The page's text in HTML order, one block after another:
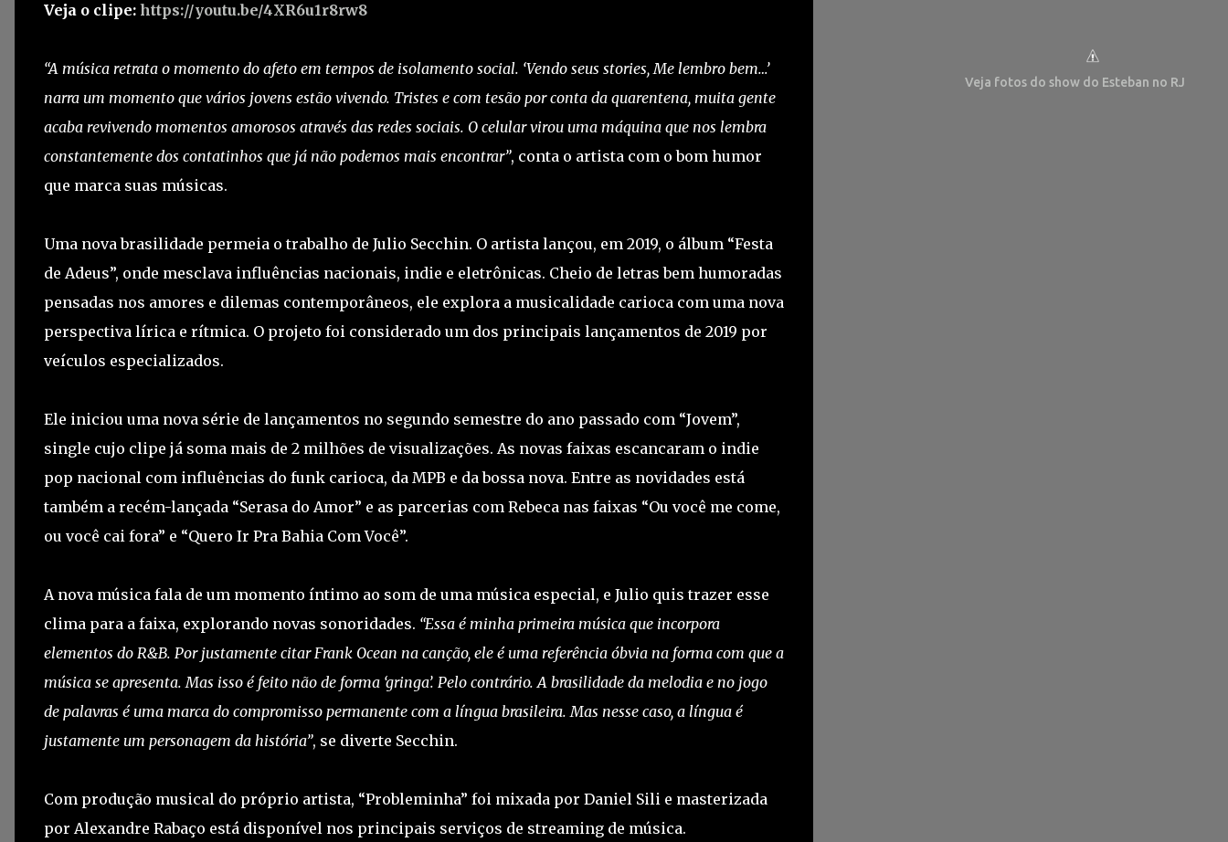
Veja o clipe: https://youtu.be/4XR6u1r8rw8
“A música retrata o momento do afeto em tempos de isolamento social. ‘Vendo seus stories, Me lembro bem…’
narra um momento que vários jovens estão vivendo. Tristes e com tesão por conta da quarentena, muita gente
acaba revivendo momentos amorosos através das redes sociais. O celular virou uma máquina que nos lembra
constantemente dos contatinhos que já não podemos mais encontrar”, conta o artista com o bom humor
que marca suas músicas.
Uma nova brasilidade permeia o trabalho de Julio Secchin. O artista lançou, em 2019, o álbum “Festa
de Adeus”, onde mesclava influências nacionais, indie e eletrônicas. Cheio de letras bem humoradas
pensadas nos amores e dilemas contemporâneos, ele explora a musicalidade carioca com uma nova
perspectiva lírica e rítmica. O projeto foi considerado um dos principais lançamentos de 2019 por
veículos especializados.
Ele iniciou uma nova série de lançamentos no segundo semestre do ano passado com “Jovem”,
single cujo clipe já soma mais de 2 milhões de visualizações. As novas faixas escancaram o indie
pop nacional com influências do funk carioca, da MPB e da bossa nova. Entre as novidades está
também a recém-lançada “Serasa do Amor” e as parcerias com Rebeca nas faixas “Ou você me come,
ou você cai fora” e “Quero Ir Pra Bahia Com Você”.
A nova música fala de um momento íntimo ao som de uma música especial, e Julio quis trazer esse
clima para a faixa, explorando novas sonoridades. “Essa é minha primeira música que incorpora
elementos do R&B. Por justamente citar Frank Ocean na canção, ele é uma referência óbvia na forma com que a
música se apresenta. Mas isso é feito não de forma ‘gringa’. Pelo contrário. A brasilidade da melodia e no jogo
de palavras é uma marca do compromisso permanente com a língua brasileira. Mas nesse caso, a língua é
justamente um personagem da história”, se diverte Secchin.
Com produção musical do próprio artista, “Probleminha” foi mixada por Daniel Sili e masterizada
por Alexandre Rabaço está disponível nos principais serviços de streaming de música.
Veja fotos do show do Esteban no RJ